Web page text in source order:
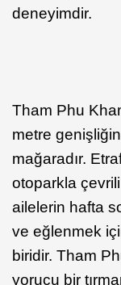
deneyimdir.
Tham Phu
metre
mağaradır.
otoparkla
ailelerin hafta
ve eğlenmek
biridir. Tham
yorucu bir